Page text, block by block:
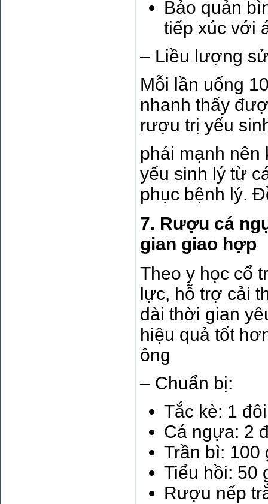
Bảo quản
tiếp xúc với
– Liều lượng
Mỗi lần uống
nhanh thấy
rượu trị yếu
phái mạnh
yếu sinh lý từ
phục bệnh lý.
7. Rượu cá
gian giao hợp
Theo y học cổ
lực, hỗ trợ cải
dài thời gian
hiệu quả tốt
ông
– Chuẩn bị:
Tắc kè: 1 đôi
Cá ngựa: 2
Trần bì: 100
Tiểu hồi: 50
Rượu nếp